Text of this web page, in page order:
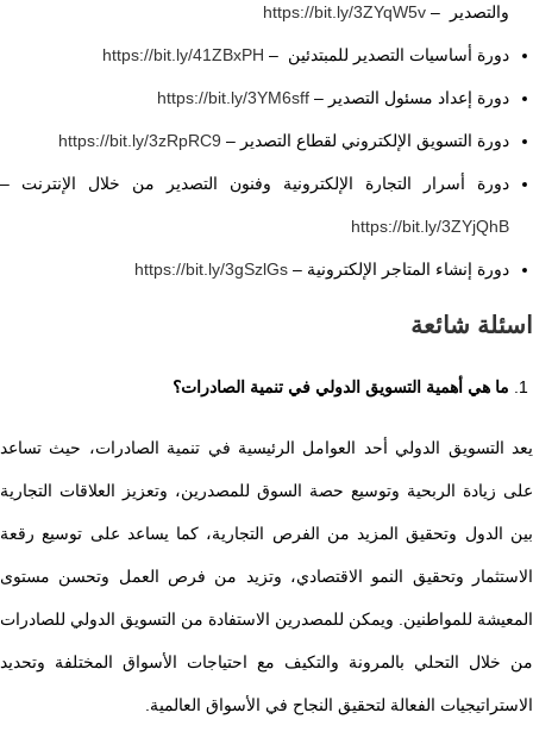
والتصدير –
دورة أساسيات التصدير للمبتدئين –
دورة إعداد مسئول التصدير –
دورة التسويق الإلكتروني لقطاع التصدير –
دورة أسرار التجارة الإلكترونية وفنون التصدير من خلال الإنترنت –
https://bit.ly/3ZYjQhB
دورة إنشاء المتاجر الإلكترونية –
اسئلة شائعة
ما هي أهمية التسويق الدولي في تنمية الصادرات؟
يعد التسويق الدولي أحد العوامل الرئيسية في تنمية الصادرات، حيث تساعد
على زيادة الربحية وتوسيع حصة السوق للمصدرين، وتعزيز العلاقات التجارية
بين الدول وتحقيق المزيد من الفرص التجارية، كما يساعد على توسيع رقعة
الاستثمار وتحقيق النمو الاقتصادي، وتزيد من فرص العمل وتحسن مستوى
المعيشة للمواطنين. ويمكن للمصدرين الاستفادة من التسويق الدولي للصادرات
من خلال التحلي بالمرونة والتكيف مع احتياجات الأسواق المختلفة وتحديد
الاستراتيجيات الفعالة لتحقيق النجاح في الأسواق العالمية.